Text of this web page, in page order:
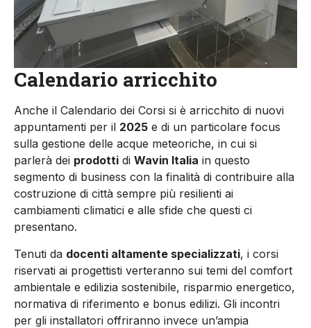
Calendario arricchito
Anche il Calendario dei Corsi si è arricchito di nuovi
appuntamenti per il 2025 e di un particolare focus
sulla gestione delle acque meteoriche, in cui si
parlerà dei prodotti di Wavin Italia in questo
segmento di business con la finalità di contribuire alla
costruzione di città sempre più resilienti ai
cambiamenti climatici e alle sfide che questi ci
presentano.
Tenuti da docenti altamente specializzati, i corsi
riservati ai progettisti verteranno sui temi del comfort
ambientale e edilizia sostenibile, risparmio energetico,
normativa di riferimento e bonus edilizi. Gli incontri
per gli installatori offriranno invece un’ampia